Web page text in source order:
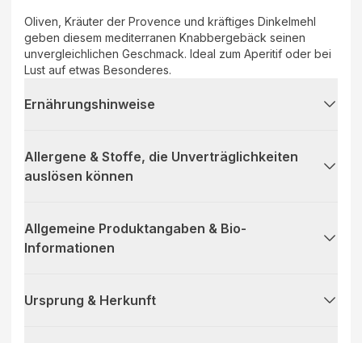
Oliven, Kräuter der Provence und kräftiges Dinkelmehl
geben diesem mediterranen Knabbergebäck seinen
unvergleichlichen Geschmack. Ideal zum Aperitif oder bei
Lust auf etwas Besonderes.
Ernährungshinweise
Allergene & Stoffe, die Unverträglichkeiten
auslösen können
Allgemeine Produktangaben & Bio-
Informationen
Ursprung & Herkunft